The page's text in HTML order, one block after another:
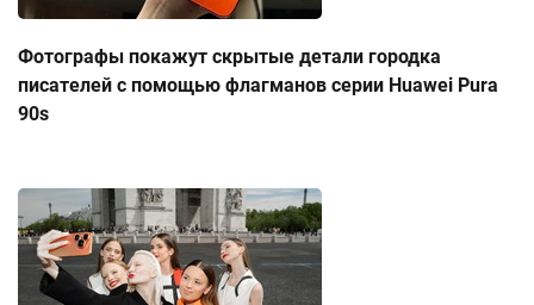
Фотографы покажут скрытые детали городка
писателей с помощью флагманов серии Huawei Pura
90s